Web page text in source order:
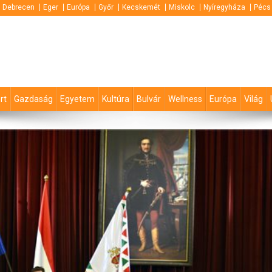
Debrecen Eger Európa Győr Kecskemét Miskolc Nyíregyháza Pécs
Gazdaság Egyetem Kultúra Bulvár Wellness Európa Világ